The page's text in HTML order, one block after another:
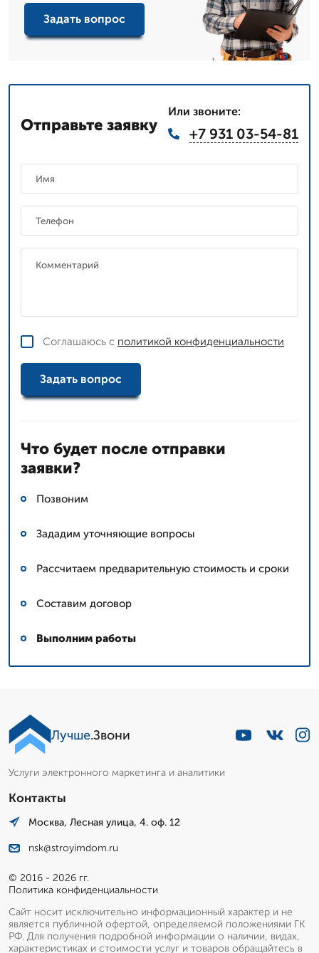
Задать вопрос
Отправьте заявку
Или звоните:
+7 931 03-54-81
Соглашаюсь с политикой конфиденциальности
Задать вопрос
Что будет после отправки
заявки?
Позвоним
Зададим уточняющие вопросы
Рассчитаем предварительную стоимость и сроки
Составим договор
Выполним работы
Лучше.Звони
Услуги электронного маркетинга и аналитики
Контакты
Москва, Лесная улица, 4. оф. 12
nsk@stroyimdom.ru
© 2016 - 2026 гг.
Политика конфиденциальности
Сайт носит исключительно информационный характер и не
является публичной офертой, определяемой положениями ГК
РФ. Для получения подробной информации о наличии, видах,
характеристиках и стоимости услуг и товаров обращайтесь в